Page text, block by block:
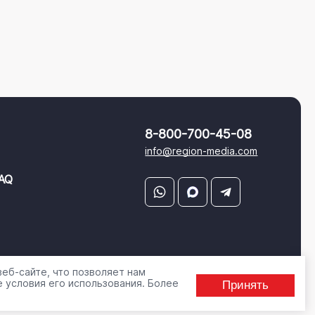
8-800-700-45-08
info@region-media.com
сайте, что позволяет нам
его использования. Более
Принять